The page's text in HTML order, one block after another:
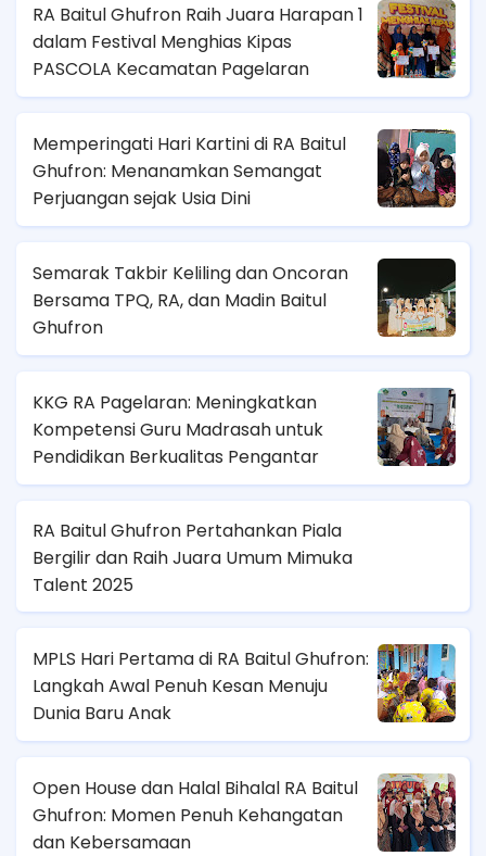
RA Baitul Ghufron Raih Juara Harapan 1
dalam Festival Menghias Kipas
PASCOLA Kecamatan Pagelaran
Memperingati Hari Kartini di RA Baitul
Ghufron: Menanamkan Semangat
Perjuangan sejak Usia Dini
Semarak Takbir Keliling dan Oncoran
Bersama TPQ, RA, dan Madin Baitul
Ghufron
KKG RA Pagelaran: Meningkatkan
Kompetensi Guru Madrasah untuk
Pendidikan Berkualitas Pengantar
RA Baitul Ghufron Pertahankan Piala
Bergilir dan Raih Juara Umum Mimuka
Talent 2025
MPLS Hari Pertama di RA Baitul Ghufron:
Langkah Awal Penuh Kesan Menuju
Dunia Baru Anak
Open House dan Halal Bihalal RA Baitul
Ghufron: Momen Penuh Kehangatan
dan Kebersamaan